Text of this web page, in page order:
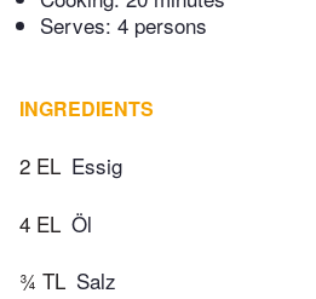
Serves: 4 persons
INGREDIENTS
2 EL Essig
4 EL Öl
¾ TL Salz